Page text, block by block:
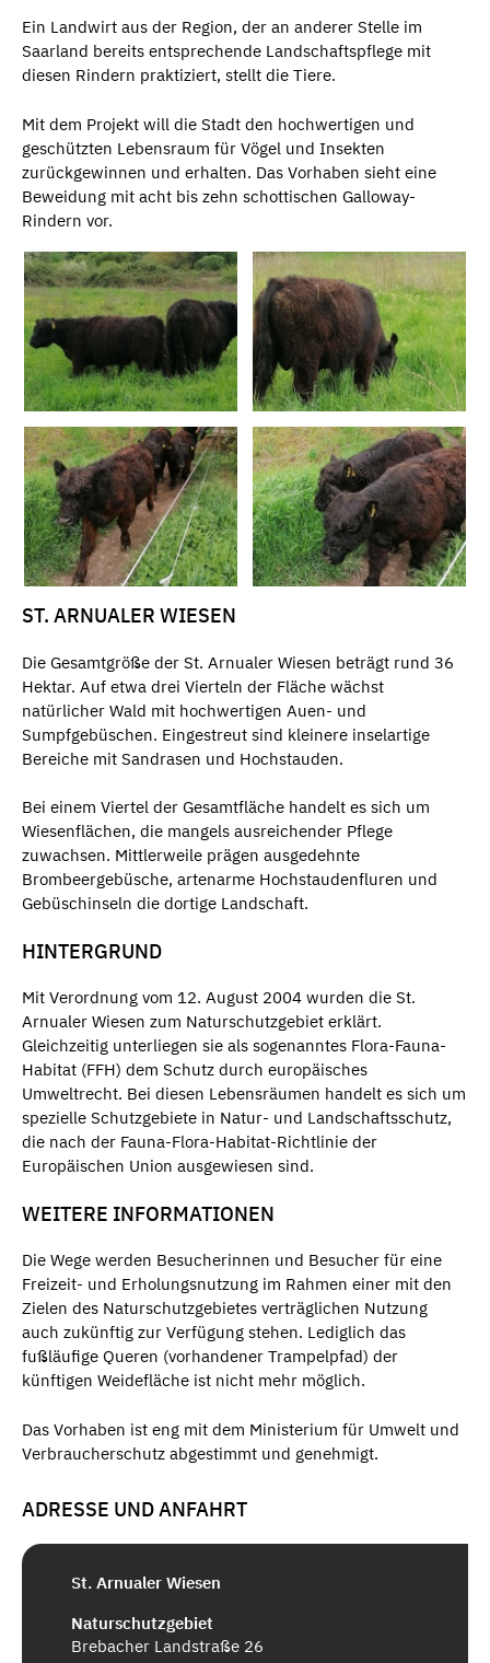
Ein Landwirt aus der Region, der an anderer Stelle im
Saarland bereits entsprechende Landschaftspflege mit
diesen Rindern praktiziert, stellt die Tiere.
Mit dem Projekt will die Stadt den hochwertigen und
geschützten Lebensraum für Vögel und Insekten
zurückgewinnen und erhalten. Das Vorhaben sieht eine
Beweidung mit acht bis zehn schottischen Galloway-
Rindern vor.
ST. ARNUALER WIESEN
Die Gesamtgröße der St. Arnualer Wiesen beträgt rund 36
Hektar. Auf etwa drei Vierteln der Fläche wächst
natürlicher Wald mit hochwertigen Auen- und
Sumpfgebüschen. Eingestreut sind kleinere inselartige
Bereiche mit Sandrasen und Hochstauden.
Bei einem Viertel der Gesamtfläche handelt es sich um
Wiesenflächen, die mangels ausreichender Pflege
zuwachsen. Mittlerweile prägen ausgedehnte
Brombeergebüsche, artenarme Hochstaudenfluren und
Gebüschinseln die dortige Landschaft.
HINTERGRUND
Mit Verordnung vom 12. August 2004 wurden die St.
Arnualer Wiesen zum Naturschutzgebiet erklärt.
Gleichzeitig unterliegen sie als sogenanntes Flora-Fauna-
Habitat (FFH) dem Schutz durch europäisches
Umweltrecht. Bei diesen Lebensräumen handelt es sich um
spezielle Schutzgebiete in Natur- und Landschaftsschutz,
die nach der Fauna-Flora-Habitat-Richtlinie der
Europäischen Union ausgewiesen sind.
WEITERE INFORMATIONEN
Die Wege werden Besucherinnen und Besucher für eine
Freizeit- und Erholungsnutzung im Rahmen einer mit den
Zielen des Naturschutzgebietes verträglichen Nutzung
auch zukünftig zur Verfügung stehen. Lediglich das
fußläufige Queren (vorhandener Trampelpfad) der
künftigen Weidefläche ist nicht mehr möglich.
Das Vorhaben ist eng mit dem Ministerium für Umwelt und
Verbraucherschutz abgestimmt und genehmigt.
ADRESSE UND ANFAHRT
St. Arnualer Wiesen
Naturschutzgebiet
Brebacher Landstraße 26